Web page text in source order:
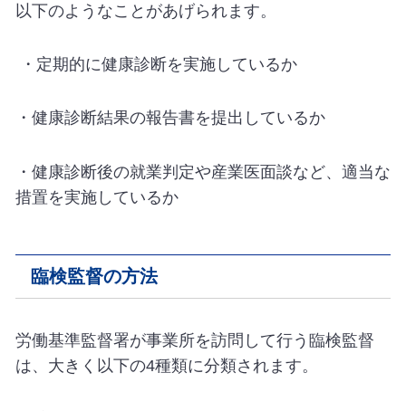
以下のようなことがあげられます。
・定期的に健康診断を実施しているか
・健康診断結果の報告書を提出しているか
・健康診断後の就業判定や産業医面談など、適当な
措置を実施しているか
臨検監督の方法
労働基準監督署が事業所を訪問して行う臨検監督
は、大きく以下の4種類に分類されます。